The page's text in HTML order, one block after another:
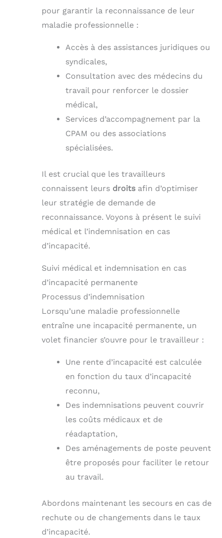
pour garantir la reconnaissance de leur
maladie professionnelle :
Accès à des assistances juridiques ou
syndicales,
Consultation avec des médecins du
travail pour renforcer le dossier
médical,
Services d’accompagnement par la
CPAM ou des associations
spécialisées.
Il est crucial que les travailleurs
connaissent leurs droits afin d’optimiser
leur stratégie de demande de
reconnaissance. Voyons à présent le suivi
médical et l’indemnisation en cas
d’incapacité.
Suivi médical et indemnisation en cas
d’incapacité permanente
Processus d’indemnisation
Lorsqu’une maladie professionnelle
entraîne une incapacité permanente, un
volet financier s’ouvre pour le travailleur :
Une rente d’incapacité est calculée
en fonction du taux d’incapacité
reconnu,
Des indemnisations peuvent couvrir
les coûts médicaux et de
réadaptation,
Des aménagements de poste peuvent
être proposés pour faciliter le retour
au travail.
Abordons maintenant les secours en cas de
rechute ou de changements dans le taux
d’incapacité.